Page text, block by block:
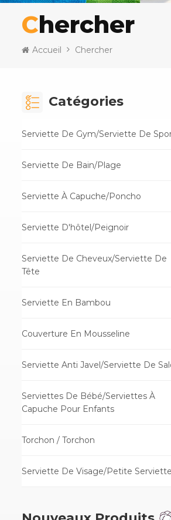
Chercher
Accueil Chercher
Catégories
Serviette De Gym/serviette De
Serviette De Bain/plage
Serviette À Capuche/poncho
Serviette D'hôtel/peignoir
Serviette De Cheveux/Serviette De
Tête
Serviette En Bambou
Couverture En Mousseline
Serviette Anti Javel/serviette De
Serviettes De Bébé/Serviettes À
Capuche Pour Enfants
Torchon / Torchon
Serviette De Visage/Petite Serviette